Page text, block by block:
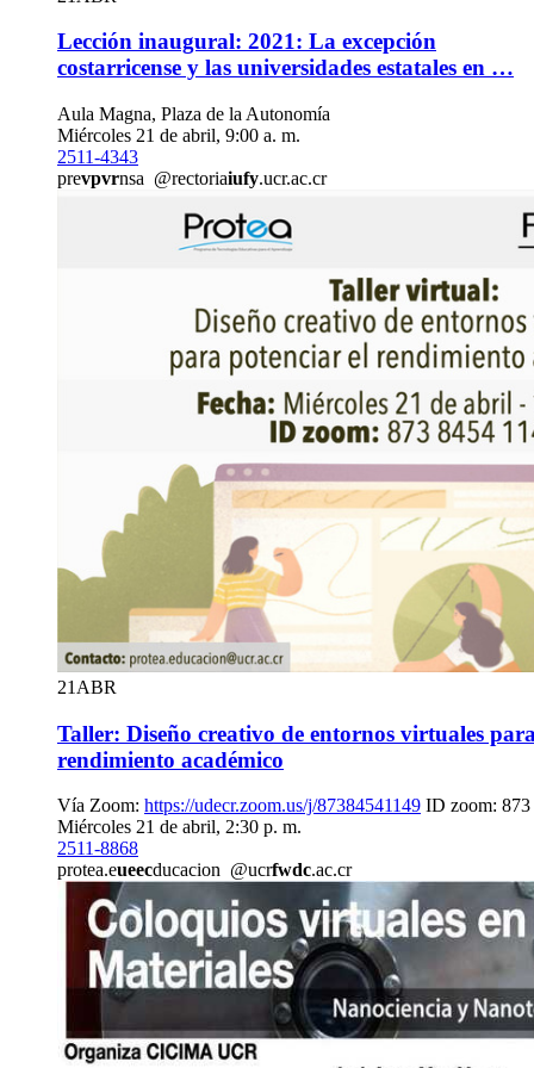
Lección inaugural: 2021: La excepción
costarricense y las universidades estatales en …
Aula Magna, Plaza de la Autonomía
Miércoles 21 de abril, 9:00 a. m.
2511-4343
prevpvrnsa @rectoriaiufy.ucr.ac.cr
21 ABR
Taller: Diseño creativo de entornos virtuales
rendimiento académico
Vía Zoom: https://udecr.zoom.us/j/87384541149 ID zoom: 873
Miércoles 21 de abril, 2:30 p. m.
2511-8868
protea.eueecducacion @ucrfwdc.ac.cr